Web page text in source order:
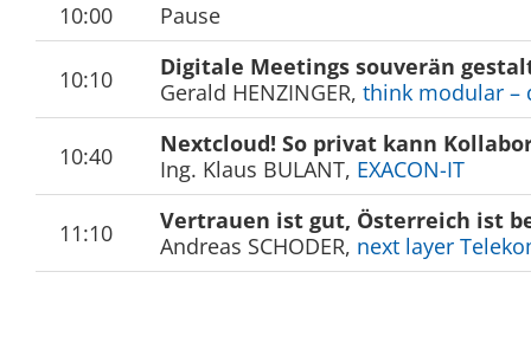
10:00
Pause
10:10
Digitale Meetings souverän
Gerald HENZINGER, think modular –
10:40
Nextcloud! So privat kann
Ing. Klaus BULANT, EXACON-IT
11:10
Vertrauen ist gut, Österreich ist
Andreas SCHODER, next layer